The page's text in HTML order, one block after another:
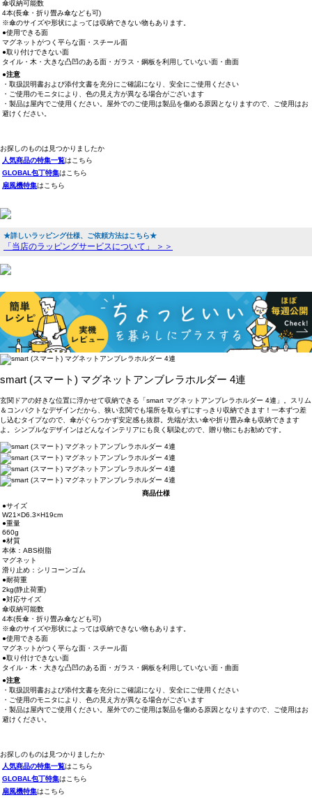
傘収納可能数
4本(長傘・折り畳み傘なども可)
※傘のサイズや形状によっては収納できない物もあります。
●使用できる面
マグネットがつく平らな面・スチール面
●取り付けできない面
タイル・木・大きな凸凹のある面・ガラス・鋼板を利用していない面・曲面
●注意
・取扱説明書および添付文書を充分にご確認になり、安全にご使用ください
・ご使用のモニタにより、色の見え方が異なる場合がございます
・製品は屋内でご使用ください。屋外でのご使用は製品を傷める原因となりますので、ご使用はお
避けください。
お探しのものは見つかりましたか
人気商品の特集一覧はこちら
GLOBAL包丁特集はこちら
扇風機特集はこちら
★詳しいラッピング仕様、ご依頼方法はこちら★
「当店のラッピングサービスについて」 ＞＞
smart (スマート) マグネットアンブレラホルダー 4連
玄関ドアの好きな位置に浮かせて収納できる「smart マグネットアンブレラホルダー 4連」。スリム
＆コンパクトなデザインだから、狭い玄関でも場所を取らずにすっきり収納できます！一本ずつ差
し込むタイプなので、傘がぐらつかず安定感も抜群。先端が太い傘や折り畳み傘も収納できます
よ。シンプルなデザインはどんなインテリアにも良く馴染むので、贈り物にもお勧めです。
商品仕様
●サイズ
W21×D6.3×H19cm
●重量
660g
●材質
本体：ABS樹脂
マグネット
滑り止め：シリコーンゴム
●耐荷重
2kg(静止荷重)
●対応サイズ
傘収納可能数
4本(長傘・折り畳み傘なども可)
※傘のサイズや形状によっては収納できない物もあります。
●使用できる面
マグネットがつく平らな面・スチール面
●取り付けできない面
タイル・木・大きな凸凹のある面・ガラス・鋼板を利用していない面・曲面
●注意
・取扱説明書および添付文書を充分にご確認になり、安全にご使用ください
・ご使用のモニタにより、色の見え方が異なる場合がございます
・製品は屋内でご使用ください。屋外でのご使用は製品を傷める原因となりますので、ご使用はお
避けください。
お探しのものは見つかりましたか
人気商品の特集一覧はこちら
GLOBAL包丁特集はこちら
扇風機特集はこちら